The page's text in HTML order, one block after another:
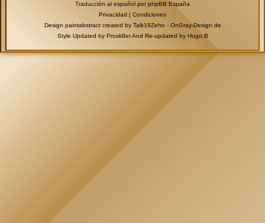
Traducción al español porphpBB España
Privacidad | Condiciones
Design paintabstract created by Talk19Zehn - OnGray-Design.de
Style Updated by Prosk8erAnd Re-updated by Hugo.B